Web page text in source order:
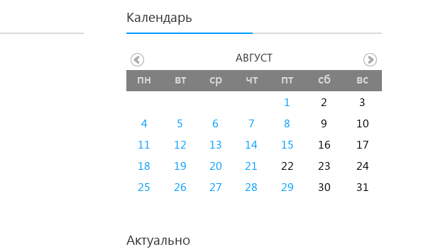
Календарь
пн вт ср чт пт сб вс
1 2
3
4
5 6 7 8 9
10
11
12 13 14 15 16
17
18
19 20 21 22 23
24
25
26 27 28 29 30 31
АВГУСТ
Актуально